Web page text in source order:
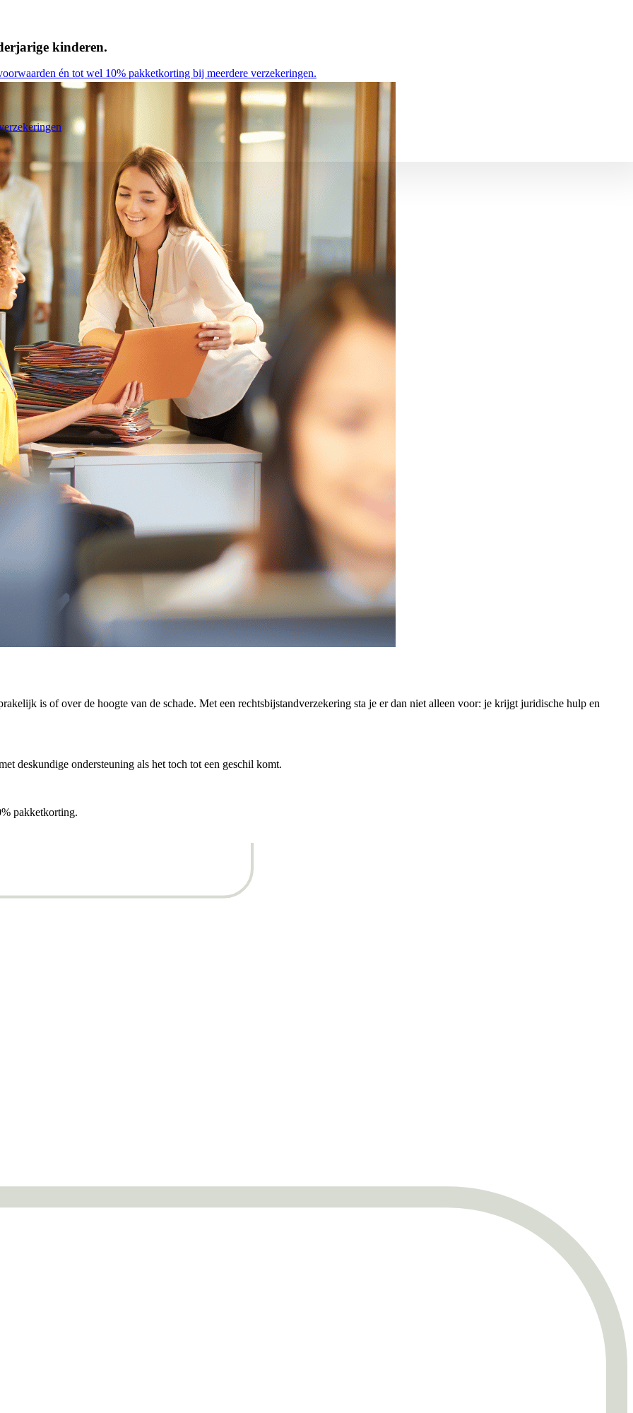
én tot wel 10% pakketkorting bij meerdere verzekeringen.
kinderen.
is of over de hoogte van de schade. Met een rechtsbijstandverzekering sta je er dan niet alleen voor: je krijgt juridische hulp en
deskundige ondersteuning als het toch tot een geschil komt.
pakketkorting.